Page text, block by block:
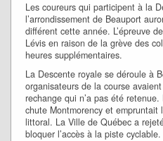
Les coureurs qui participent à la
l’arrondissement de Beauport
différent cette année. L’épreuve
Lévis en raison de la grève des
heures supplémentaires.
La Descente royale se déroule à
organisateurs de la course
rechange qui n’a pas été
chute Montmorency et
littoral. La Ville de Québec a
bloquer l’accès à la piste cyclable.